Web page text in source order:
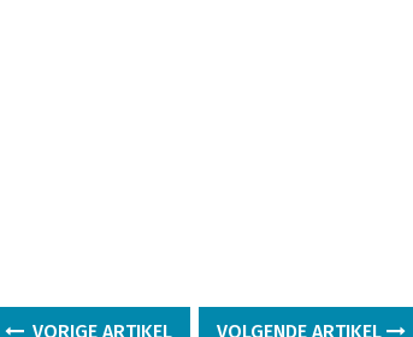
VORIGE ARTIKEL VOLGENDE ARTIKEL